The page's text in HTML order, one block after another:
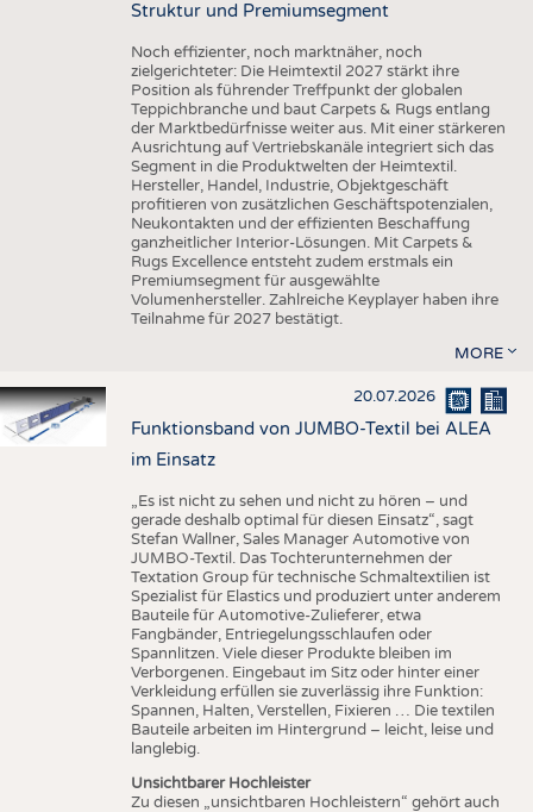
Struktur und Premiumsegment
Noch effizienter, noch marktnäher, noch
zielgerichteter: Die Heimtextil 2027 stärkt ihre
Position als führender Treffpunkt der globalen
Teppichbranche und baut Carpets & Rugs entlang
der Marktbedürfnisse weiter aus. Mit einer stärkeren
Ausrichtung auf Vertriebskanäle integriert sich das
Segment in die Produktwelten der Heimtextil.
Hersteller, Handel, Industrie, Objektgeschäft
profitieren von zusätzlichen Geschäftspotenzialen,
Neukontakten und der effizienten Beschaffung
ganzheitlicher Interior-Lösungen. Mit Carpets &
Rugs Excellence entsteht zudem erstmals ein
Premiumsegment für ausgewählte
Volumenhersteller. Zahlreiche Keyplayer haben ihre
Teilnahme für 2027 bestätigt.
MORE
20.07.2026
Funktionsband von JUMBO-Textil bei ALEA
im Einsatz
„Es ist nicht zu sehen und nicht zu hören – und
gerade deshalb optimal für diesen Einsatz“, sagt
Stefan Wallner, Sales Manager Automotive von
JUMBO-Textil. Das Tochterunternehmen der
Textation Group für technische Schmaltextilien ist
Spezialist für Elastics und produziert unter anderem
Bauteile für Automotive-Zulieferer, etwa
Fangbänder, Entriegelungsschlaufen oder
Spannlitzen. Viele dieser Produkte bleiben im
Verborgenen. Eingebaut im Sitz oder hinter einer
Verkleidung erfüllen sie zuverlässig ihre Funktion:
Spannen, Halten, Verstellen, Fixieren … Die textilen
Bauteile arbeiten im Hintergrund – leicht, leise und
langlebig.
Unsichtbarer Hochleister
Zu diesen „unsichtbaren Hochleistern“ gehört auch